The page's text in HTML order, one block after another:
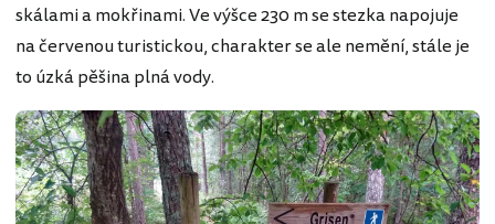
skálami a mokřinami. Ve výšce 230 m se stezka napojuje
na červenou turistickou, charakter se ale nemění, stále je
to úzká pěšina plná vody.